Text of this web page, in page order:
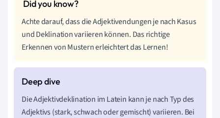
Achte darauf, dass die Adjektivendungen je nach Kasus
und Deklination variieren können. Das richtige
Erkennen von Mustern erleichtert das Lernen!
Die Adjektivdeklination im Latein kann je nach Typ des
Adjektivs (stark, schwach oder gemischt) variieren. Bei